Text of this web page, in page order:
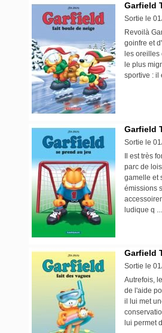
Garfield
Sortie le
Revoilà
goinfre et
les
le plus
sportive :
Garfield
Sortie le
Il est très
parc de
gamelle et
émissions
ludique q
Garfield
Sortie le
Autrefois,
de l'aide
il lui met
lui permet